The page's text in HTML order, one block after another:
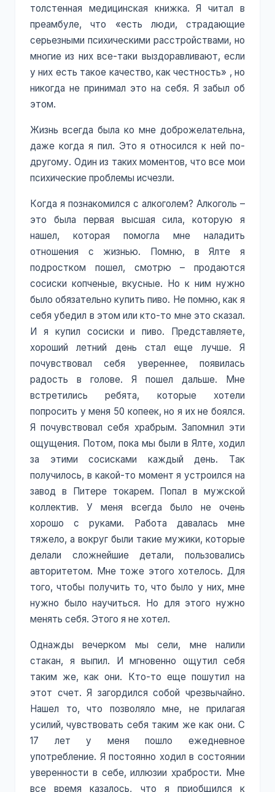
толстенная медицинская книжка. Я читал в
преамбуле, что «есть люди, страдающие
серьезными психическими расстройствами, но
многие из них все-таки выздоравливают, если
у них есть такое качество, как честность» , но
никогда не принимал это на себя. Я забыл об
этом.
Жизнь всегда была ко мне доброжелательна,
даже когда я пил. Это я относился к ней по-
другому. Один из таких моментов, что все мои
психические проблемы исчезли.
Когда я познакомился с алкоголем? Алкоголь –
это была первая высшая сила, которую я
нашел, которая помогла мне наладить
отношения с жизнью. Помню, в Ялте я
подростком пошел, смотрю – продаются
сосиски копченые, вкусные. Но к ним нужно
было обязательно купить пиво. Не помню, как я
себя убедил в этом или кто-то мне это сказал.
И я купил сосиски и пиво. Представляете,
хороший летний день стал еще лучше. Я
почувствовал себя увереннее, появилась
радость в голове. Я пошел дальше. Мне
встретились ребята, которые хотели
попросить у меня 50 копеек, но я их не боялся.
Я почувствовал себя храбрым. Запомнил эти
ощущения. Потом, пока мы были в Ялте, ходил
за этими сосисками каждый день. Так
получилось, в какой-то момент я устроился на
завод в Питере токарем. Попал в мужской
коллектив. У меня всегда было не очень
хорошо с руками. Работа давалась мне
тяжело, а вокруг были такие мужики, которые
делали сложнейшие детали, пользовались
авторитетом. Мне тоже этого хотелось. Для
того, чтобы получить то, что было у них, мне
нужно было научиться. Но для этого нужно
менять себя. Этого я не хотел.
Однажды вечерком мы сели, мне налили
стакан, я выпил. И мгновенно ощутил себя
таким же, как они. Кто-то еще пошутил на
этот счет. Я загордился собой чрезвычайно.
Нашел то, что позволяло мне, не прилагая
усилий, чувствовать себя таким же как они. С
17 лет у меня пошло ежедневное
употребление. Я постоянно ходил в состоянии
уверенности в себе, иллюзии храбрости. Мне
все время казалось, что я приобщился к